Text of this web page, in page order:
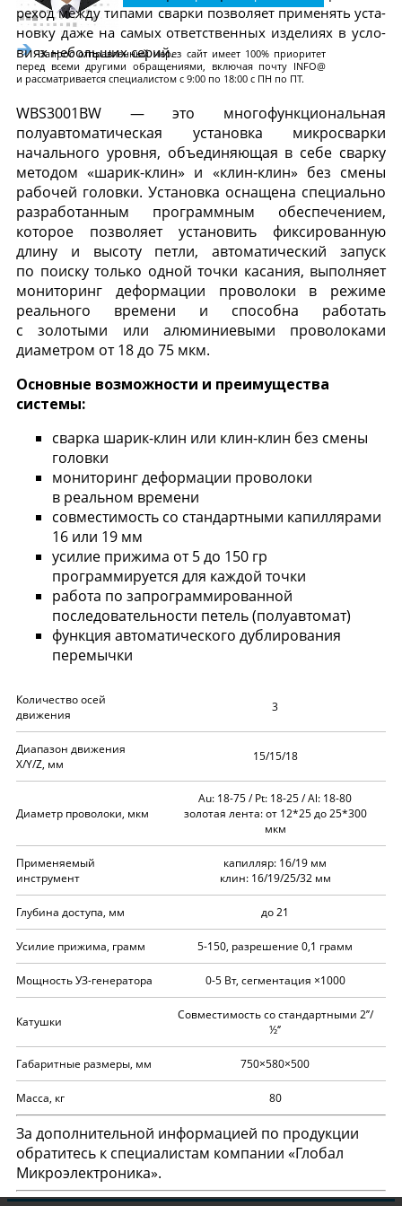
реход меж­ду ти­пами свар­ки поз­во­ля­ет при­менять ус­та­
нов­ку да­же на са­мых от­ветс­твен­ных из­де­ли­ях в ус­ло­
ви­ях не­боль­ших се­рий.
Запрос отправленный через сайт имеет 100% приоритет
перед всеми другими обращениями, включая почту INFO@
и рассматривается специалистом с 9:00 по 18:00 с ПН по ПТ.
WBS3001BW — это многофункциональная
полуавтоматическая установка микросварки
начального уровня, объединяющая в себе сварку
методом «шарик-клин» и «клин-клин» без смены
рабочей головки. Установка оснащена специально
разработанным программным обеспечением,
которое позволяет установить фиксированную
длину и высоту петли, автоматический запуск
по поиску только одной точки касания, выполняет
мониторинг деформации проволоки в режиме
реального времени и способна работать
с золотыми или алюминиевыми проволоками
диаметром от 18 до 75 мкм.
Основные возможности и преимущества
системы:
сварка шарик-клин или клин-клин без смены
головки
мониторинг деформации проволоки
в реальном времени
совместимость со стандартными капиллярами
16 или 19 мм
усилие прижима от 5 до 150 гр
программируется для каждой точки
работа по запрограммированной
последовательности петель (полуавтомат)
функция автоматического дублирования
перемычки
Количество осей
движения
3
Диапазон движения
X/Y/Z, мм
15/15/18
Диаметр проволоки, мкм
Au: 18-75 / Pt: 18-25 / Al: 18-80
золотая лента: от 12*25 до 25*300
мкм
Применяемый
инструмент
капилляр: 16/19 мм
клин: 16/19/25/32 мм
Глубина доступа, мм до 21
Усилие прижима, грамм 5-150, разрешение 0,1 грамм
Мощность УЗ-генератора 0-5 Вт, сегментация ×1000
Катушки
Совместимость со стандартными 2’’/
½‘’
Габаритные размеры, мм 750×580×500
Масса, кг 80
За дополнительной информацией по продукции
обратитесь к специалистам компании «Глобал
Микроэлектроника».